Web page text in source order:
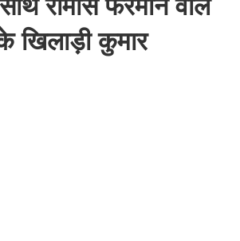
रोमांस फरमाने वाले
खिलाड़ी कुमार